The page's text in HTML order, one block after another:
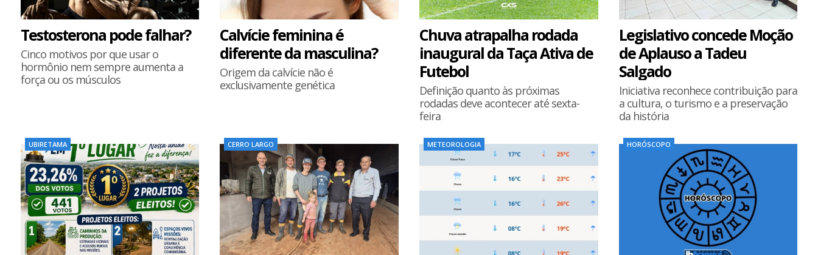
Testosterona pode falhar?
Cinco motivos por que usar o
hormônio nem sempre aumenta a
força ou os músculos
Calvície feminina é
diferente da masculina?
Origem da calvície não é
exclusivamente genética
Chuva atrapalha rodada
inaugural da Taça Ativa de
Futebol
Definição quanto às próximas
rodadas deve acontecer até sexta-
feira
Legislativo concede Moção
de Aplauso a Tadeu
Salgado
Iniciativa reconhece contribuição para
a cultura, o turismo e a preservação
da história
UBIRETAMA CERRO LARGO METEOROLOGIA HORÓSCOPO